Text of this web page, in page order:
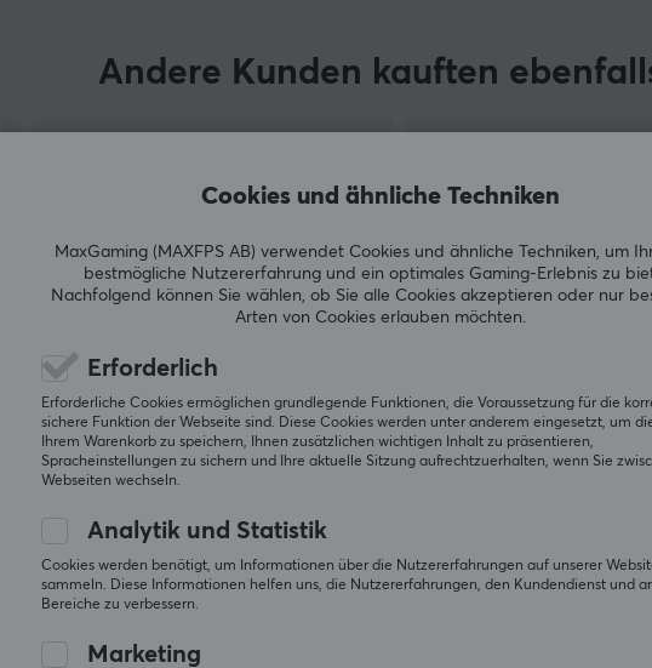
Andere Kunden kauften
Andere schauten auch nach
Cookies und ähnliche Techniken
MaxGaming (MAXFPS AB) verwendet Cookies und ähnliche Techniken, um
bestmögliche Nutzererfahrung und ein optimales Gaming-Erlebnis zu
Nachfolgend können Sie wählen, ob Sie alle Cookies akzeptieren oder nur
Arten von Cookies erlauben möchten.
Erforderlich
Erforderliche Cookies ermöglichen grundlegende Funktionen, die Voraussetzung für die
sichere Funktion der Webseite sind. Diese Cookies werden unter anderem eingesetzt, um
Ihrem Warenkorb zu speichern, Ihnen zusätzlichen wichtigen Inhalt zu präsentieren,
Spracheinstellungen zu sichern und Ihre aktuelle Sitzung aufrechtzuerhalten, wenn Sie
Webseiten wechseln.
Analytik und Statistik
Cookies werden benötigt, um Informationen über die Nutzererfahrungen auf unserer
sammeln. Diese Informationen helfen uns, die Nutzererfahrungen, den Kundendienst und
Bereiche zu verbessern.
Marketing